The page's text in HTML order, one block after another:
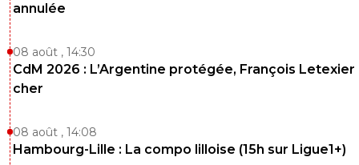
annulée
08 août , 14:30
CdM 2026 : L’Argentine protégée, François Letexier
cher
08 août , 14:08
Hambourg-Lille : La compo lilloise (15h sur Ligue1+)